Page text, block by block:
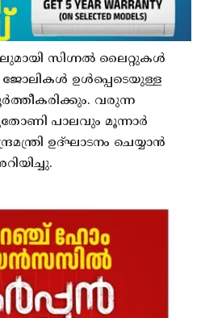
സിഗ്നൽ ലൈറ്റുകൾ
ജോലികൾ ഉൾപ്പെടെയുള്ള
വരുന്ന
പാലവും മൂന്നാർ
ഉദ്ഘാടനം ചെയ്യാൻ